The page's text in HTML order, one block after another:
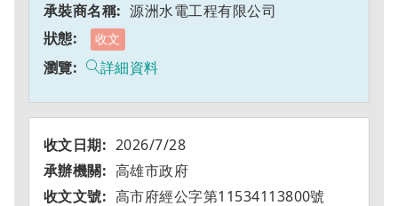
源洲水電工程有限公司
收文
詳細資料
2026/7/28
高雄市政府
高市府經公字第11534113800號